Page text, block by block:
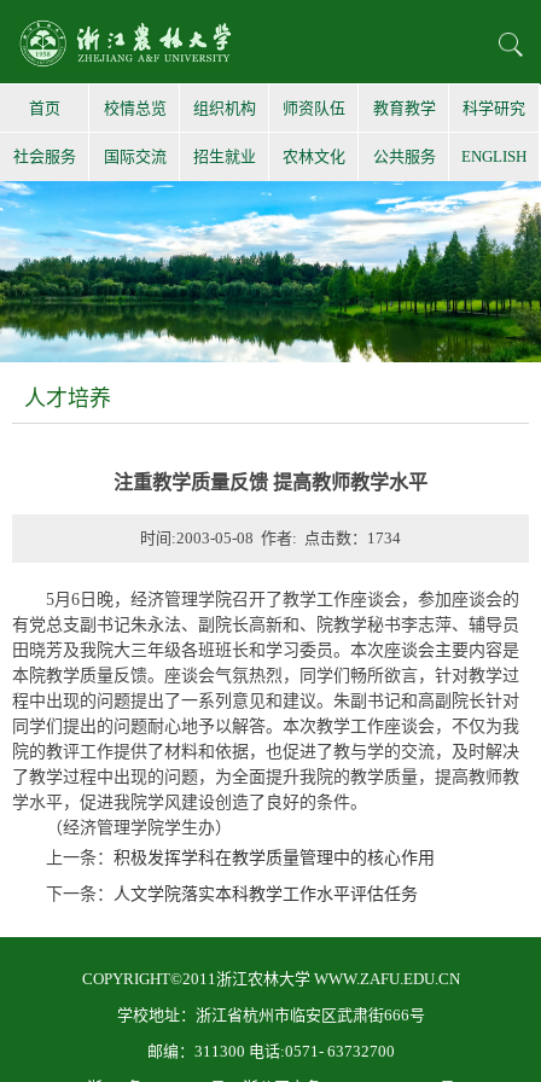
首页 校情总览 组织机构 师资队伍 教育教学 科学研究
社会服务 国际交流 招生就业 农林文化 公共服务 ENGLISH
人才培养
注重教学质量反馈 提高教师教学水平
时间:2003-05-08 作者: 点击数： 1734
5月6日晚，经济管理学院召开了教学工作座谈会，参加座谈会的
有党总支副书记朱永法、副院长高新和、院教学秘书李志萍、辅导员
田晓芳及我院大三年级各班班长和学习委员。本次座谈会主要内容是
本院教学质量反馈。座谈会气氛热烈，同学们畅所欲言，针对教学过
程中出现的问题提出了一系列意见和建议。朱副书记和高副院长针对
同学们提出的问题耐心地予以解答。本次教学工作座谈会，不仅为我
院的教评工作提供了材料和依据，也促进了教与学的交流，及时解决
了教学过程中出现的问题，为全面提升我院的教学质量，提高教师教
学水平，促进我院学风建设创造了良好的条件。
（经济管理学院学生办）
上一条： 积极发挥学科在教学质量管理中的核心作用
下一条： 人文学院落实本科教学工作水平评估任务
COPYRIGHT©2011浙江农林大学 WWW.ZAFU.EDU.CN
学校地址：浙江省杭州市临安区武肃街666号
邮编：311300 电话:0571- 63732700